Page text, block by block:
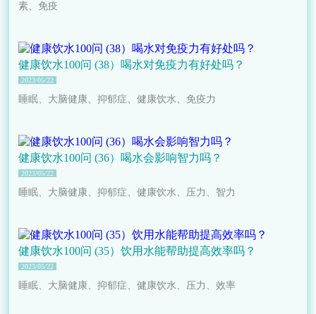
素、免疫
健康饮水100问 (38）喝水对免疫力有好处吗？
2023/05/22
睡眠、大脑健康、抑郁症、健康饮水、免疫力
健康饮水100问 (36）喝水会影响智力吗？
2023/05/22
睡眠、大脑健康、抑郁症、健康饮水、压力、智力
健康饮水100问 (35）饮用水能帮助提高效率吗？
2023/05/22
睡眠、大脑健康、抑郁症、健康饮水、压力、效率